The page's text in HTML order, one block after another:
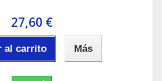
27,60 €
al carrito Más